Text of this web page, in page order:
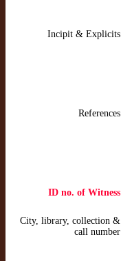
Incipit & Explicits
References
ID no. of Witness
City, library, collection &
call number